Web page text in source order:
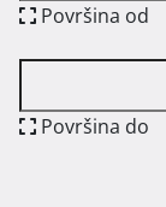
Površina od
Površina do